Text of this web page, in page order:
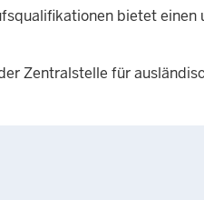
bietet
Zentralstelle für